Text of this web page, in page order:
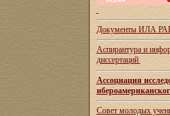
Документы ИЛА
Аспирантура и
диссертаций
Ассоциация
Совет молодых